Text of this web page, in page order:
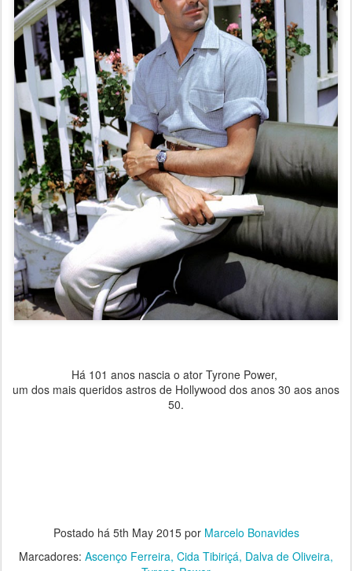
Há 101 anos nascia o ator Tyrone Power,
um dos mais queridos astros de Hollywood dos anos 30 aos anos
50.
Postado há 5th May 2015por Marcelo Bonavides
Marcadores: Ascenço Ferreira Cida Tibiriçá Dalva de Oliveira